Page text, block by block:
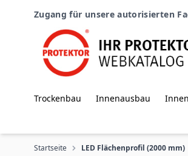
Zugang für unsere autorisierten
Trockenbau Innenausbau
Startseite LED Flächenprofil (2000 mm)